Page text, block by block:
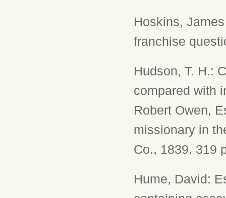
Hoskins,
franchise
Hudson, T. H.:
compared with
Robert Owen,
missionary in
Co., 1839. 319
Hume, David: